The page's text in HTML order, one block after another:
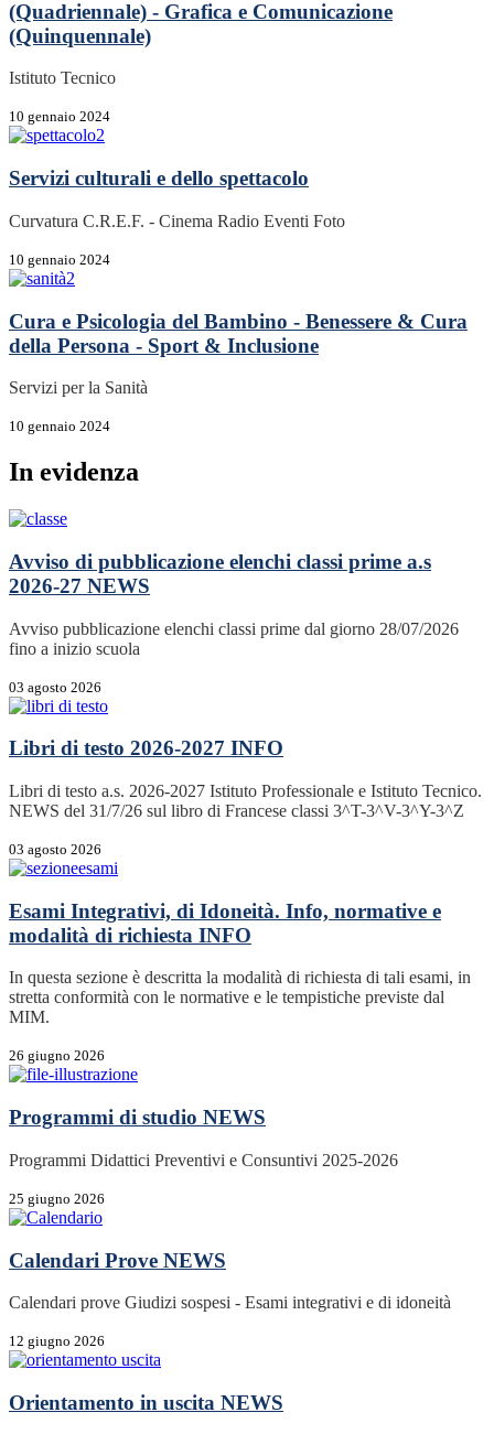
(Quadriennale) - Grafica e Comunicazione
(Quinquennale)
Istituto Tecnico
10 gennaio 2024
Servizi culturali e dello spettacolo
Curvatura C.R.E.F. - Cinema Radio Eventi Foto
10 gennaio 2024
Cura e Psicologia del Bambino - Benessere & Cura
della Persona - Sport & Inclusione
Servizi per la Sanità
10 gennaio 2024
In evidenza
Avviso di pubblicazione elenchi classi prime a.s
2026-27 NEWS
Avviso pubblicazione elenchi classi prime dal giorno 28/07/2026
fino a inizio scuola
03 agosto 2026
Libri di testo 2026-2027 INFO
Libri di testo a.s. 2026-2027 Istituto Professionale e Istituto Tecnico.
NEWS del 31/7/26 sul libro di Francese classi 3^T-3^V-3^Y-3^Z
03 agosto 2026
Esami Integrativi, di Idoneità. Info, normative e
modalità di richiesta INFO
In questa sezione è descritta la modalità di richiesta di tali esami, in
stretta conformità con le normative e le tempistiche previste dal
MIM.
26 giugno 2026
Programmi di studio NEWS
Programmi Didattici Preventivi e Consuntivi 2025-2026
25 giugno 2026
Calendari Prove NEWS
Calendari prove Giudizi sospesi - Esami integrativi e di idoneità
12 giugno 2026
Orientamento in uscita NEWS